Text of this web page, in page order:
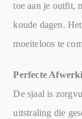
toe aan je outfit,
koude dagen.
moeiteloos te
Perfecte
De sjaal is
uitstraling die